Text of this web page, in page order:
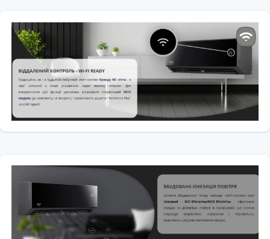
Додаткові функції: турбо-режим ⚡, нічний режим 💤,
самоочищення ✨, авторестарт 🔁
📏 Габарити блоків 🏠🌳
Внутрішній блок (IDU) ✨
📏
Ширина:
1080 мм
Висота:
325 мм
📏Глибина:245 мм
⚖Вага:14 кг
Зовнішній блок (ODU) 🌿
📏Висота:675 мм
🌟 Для кого підходить
🏠 Великі квартири, будинки, вітальні або зали (≈50–70 м²)
🏢 Офісні, торгові та комерційні приміщення
💤 Для користувачів, які цінують тишу та комфорт
⚙️ Для тих, хто шукає потужний і надійний кондиціонер для
постійної роботи
🌿 Для тих, хто обирає екологічні технології